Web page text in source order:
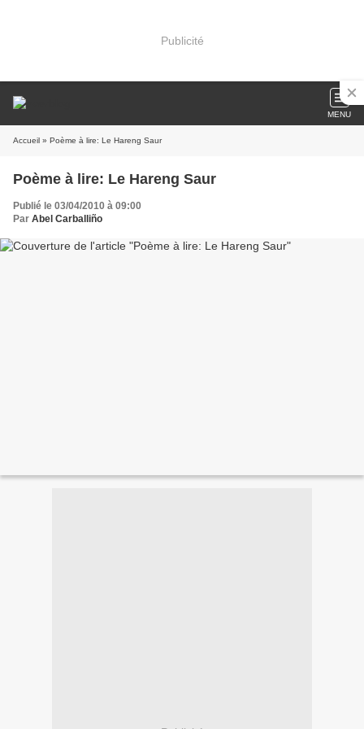
Publicité
MENU
Accueil » Poème à lire: Le Hareng Saur
Poème à lire: Le Hareng Saur
Publié le 03/04/2010 à 09:00
Par Abel Carballiño